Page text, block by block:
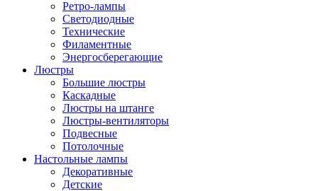
Ретро-лампы
Светодиодные
Технические
Филаментные
Энергосберегающие
Люстры
Большие люстры
Каскадные
Люстры на штанге
Люстры-вентиляторы
Подвесные
Потолочные
Настольные лампы
Декоративные
Детские